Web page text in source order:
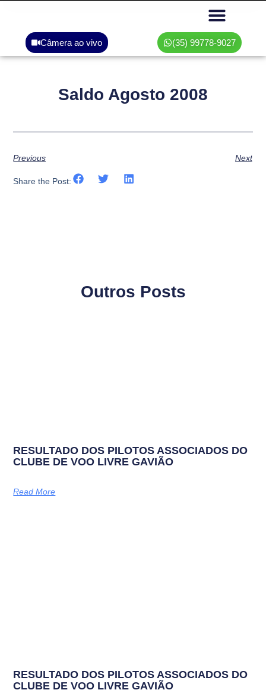
Câmera ao vivo (35) 99778-9027
Saldo Agosto 2008
Previous Next
Share the Post:
Outros Posts
RESULTADO DOS PILOTOS ASSOCIADOS DO
CLUBE DE VOO LIVRE GAVIÃO
Read More
RESULTADO DOS PILOTOS ASSOCIADOS DO
CLUBE DE VOO LIVRE GAVIÃO